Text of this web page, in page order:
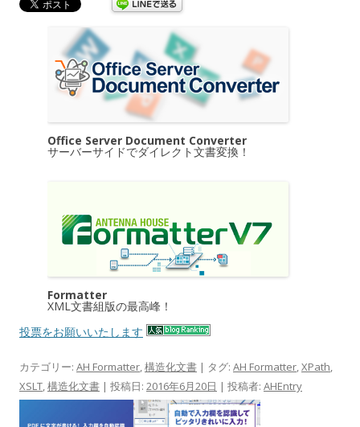
Office Server Document Converter
サーバーサイドでダイレクト文書変換！
Formatter
XML文書組版の最高峰！
投票をお願いいたします
カテゴリー: AH Formatter,構造化文書 | タグ: AH Formatter,XPath,
XSLT,構造化文書 | 投稿日: 2016年6月20日 | 投稿者: AHEntry